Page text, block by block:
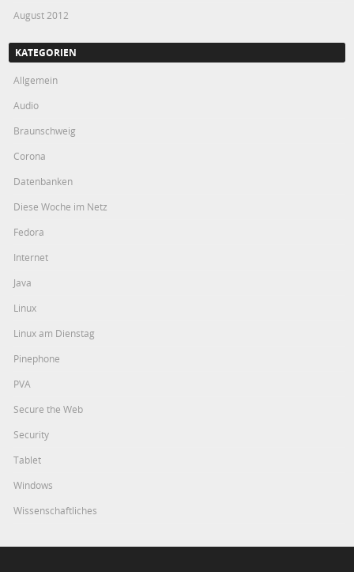
August 2012
KATEGORIEN
Allgemein
Audio
Braunschweig
Corona
Datenbanken
Diese Woche im Netz
Fedora
Internet
Java
Linux
Linux am Dienstag
Pinephone
PVA
Secure the Web
Security
Tablet
Windows
Wissenschaftliches